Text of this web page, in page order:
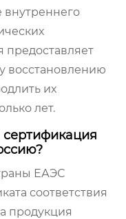
внутреннего
восстановлению
их
лет.
сертификация
ЕАЭС
соответствия
продукция